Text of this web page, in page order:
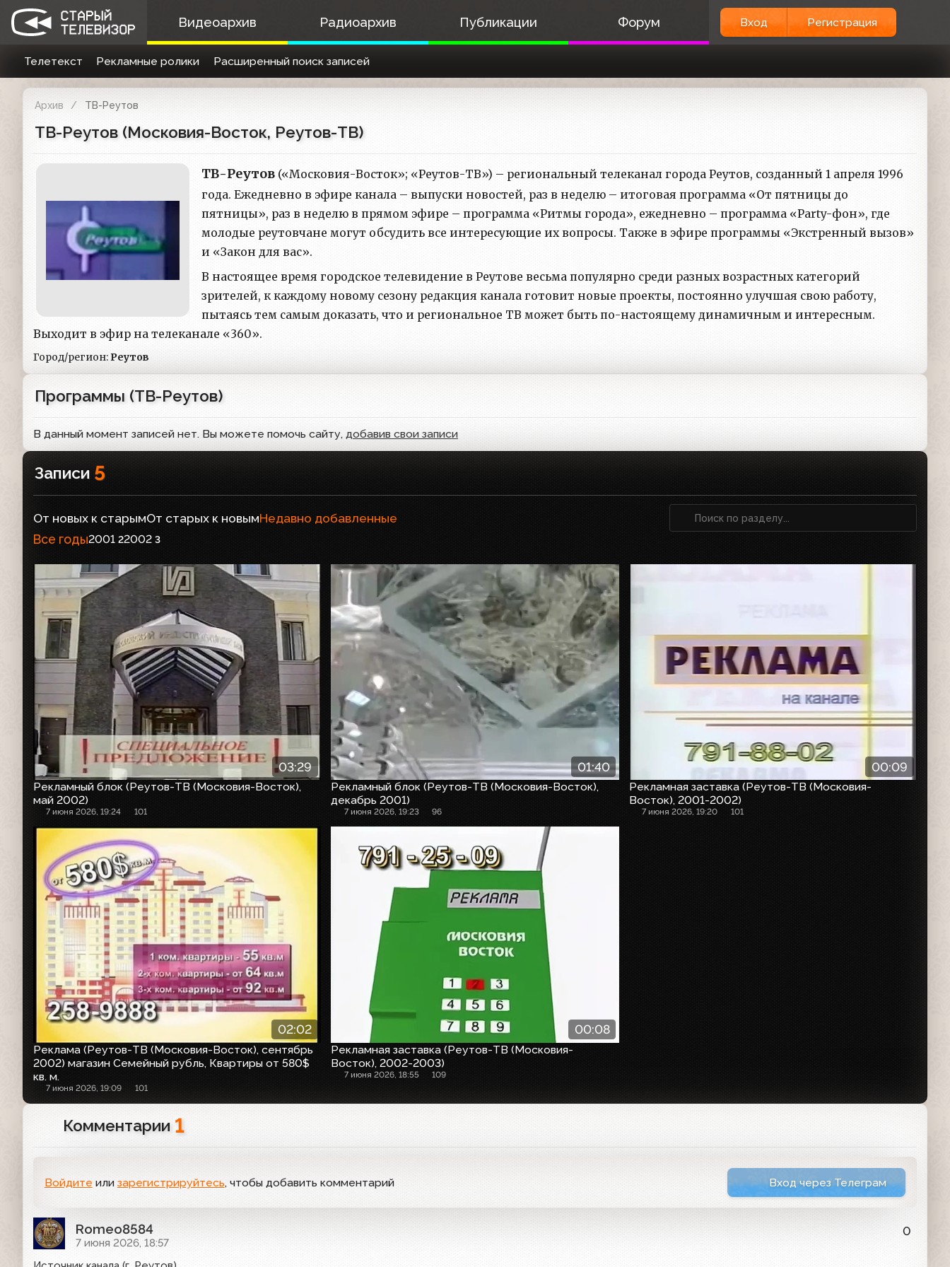
Видеоархив Радиоархив Публикации Форум Вход Регистрация
Телетекст Рекламные ролики Расширенный поиск записей
Архив ТВ-Реутов
ТВ-Реутов (Московия-Восток, Реутов-ТВ)
ТВ-Реутов («Московия-Восток»; «Реутов-ТВ») – региональный телеканал города Реутов, созданный 1 апреля 1996
года. Ежедневно в эфире канала – выпуски новостей, раз в неделю – итоговая программа «От пятницы до
пятницы», раз в неделю в прямом эфире – программа «Ритмы города», ежедневно – программа «Party-фон», где
молодые реутовчане могут обсудить все интересующие их вопросы. Также в эфире программы «Экстренный вызов»
и «Закон для вас».
В настоящее время городское телевидение в Реутове весьма популярно среди разных возрастных категорий
зрителей, к каждому новому сезону редакция канала готовит новые проекты, постоянно улучшая свою работу,
пытаясь тем самым доказать, что и региональное ТВ может быть по-настоящему динамичным и интересным.
Выходит в эфир на телеканале «360».
Город/регион:Реутов
Программы (ТВ-Реутов)
В данный момент записей нет. Вы можете помочь сайту, добавив свои записи
Записи 5
От новых к старымОт старых к новымНедавно добавленные
Все годы2001 22002 3
03:29
Рекламный блок (Реутов-ТВ (Московия-Восток),
май 2002)
7 июня 2026, 19:24 101
01:40
Рекламный блок (Реутов-ТВ (Московия-Восток),
декабрь 2001)
7 июня 2026, 19:23 96
00:09
Рекламная заставка (Реутов-ТВ (Московия-
Восток), 2001-2002)
7 июня 2026, 19:20 101
02:02
Реклама (Реутов-ТВ (Московия-Восток), сентябрь
2002) магазин Семейный рубль, Квартиры от 580$
кв. м.
7 июня 2026, 19:09 101
00:08
Рекламная заставка (Реутов-ТВ (Московия-
Восток), 2002-2003)
7 июня 2026, 18:55 109
Комментарии 1
Войдите или зарегистрируйтесь, чтобы добавить комментарий Вход через Телеграм
Romeo8584
7 июня 2026, 18:57
0